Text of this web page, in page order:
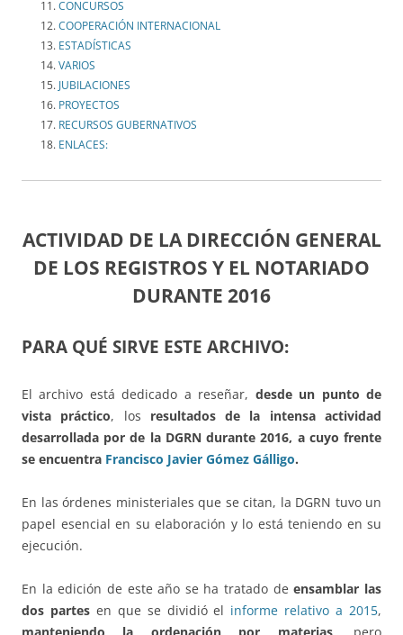
CONCURSOS
COOPERACIÓN INTERNACIONAL
ESTADÍSTICAS
VARIOS
JUBILACIONES
PROYECTOS
RECURSOS GUBERNATIVOS
ENLACES:
ACTIVIDAD DE LA DIRECCIÓN GENERAL
DE LOS REGISTROS Y EL NOTARIADO
DURANTE 2016
PARA QUÉ SIRVE ESTE ARCHIVO:
El archivo está dedicado a reseñar, desde un punto de
vista práctico, los resultados de la intensa actividad
desarrollada por de la DGRN durante 2016, a cuyo frente
se encuentra Francisco Javier Gómez Gálligo.
En las órdenes ministeriales que se citan, la DGRN tuvo un
papel esencial en su elaboración y lo está teniendo en su
ejecución.
En la edición de este año se ha tratado deensamblar las
dos partesen que se dividió el informe relativo a 2015,